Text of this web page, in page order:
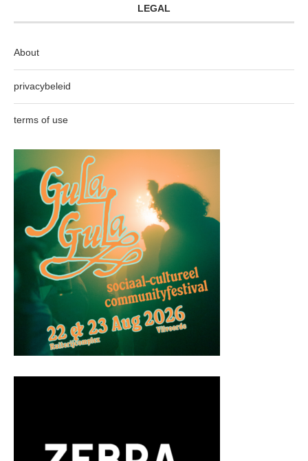
LEGAL
About
privacybeleid
terms of use